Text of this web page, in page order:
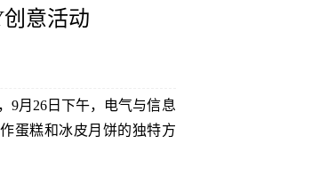
意活动
9月26日下午，电气与信息
蛋糕和冰皮月饼的独特方